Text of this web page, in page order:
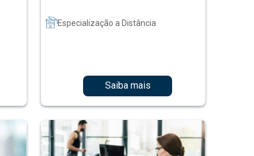
Especialização a Distância
Saiba mais